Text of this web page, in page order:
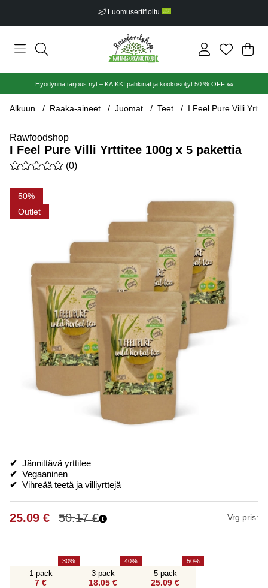
Luomusertifioitu
.
Hyödynnä tarjous nyt – KAIKKI pähkinät ja kookosöljyt 50 % OFF 🥜
Alkuun Raaka-aineet Juomat Teet I Feel Pure Villi
Rawfoodshop
I Feel Pure Villi Yrttitee 100g x 5 pakettia
Keskiarvoluokitus 0 / 5 Arvioiden määrä 0
(0)
50
Outlet
Tuotekuvat I Feel Pure Villi Yrttitee 100g x 5 pakettia
✔ Jännittävä yrttitee
✔ Vegaaninen
✔ Vihreää teetä ja villiyrttejä
50.17€
25.09 € Vrg.pris:
1-pack
7 €
30
3-pack
18.05 €
40
5-pack
25.09 €
50